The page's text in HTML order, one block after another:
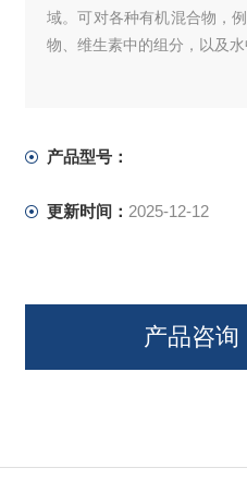
域。可对各种有机混合物，
物、维生素中的组分，以及
产品型号：
更新时间： 2025-12-12
产品咨询